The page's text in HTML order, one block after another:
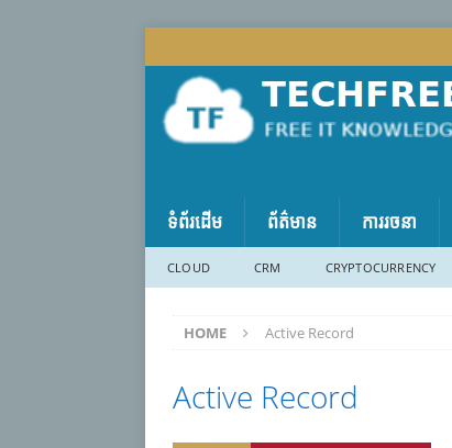
ទំព័រដើម ព័ត៌មាន ការរចនា
CLOUD CRM CRYPTOCURRENCY
HOME Active Record
Active Record